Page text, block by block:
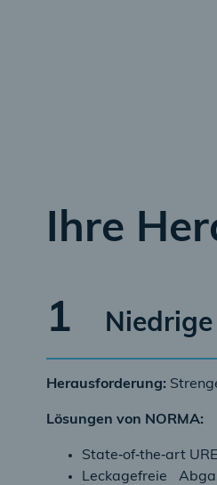
Ihre
1
Herausforderung:
Lösungen von NORMA:
State‑of‑the‑art
Leckagefreie